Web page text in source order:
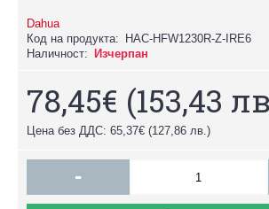
Dahua
Код на продукта:
HAC-HFW1230R-Z-IRE6
Наличност:
Изчерпан
78,45€ (153,43
Цена без ДДС: 65,37€ (127,86 лв.)
-